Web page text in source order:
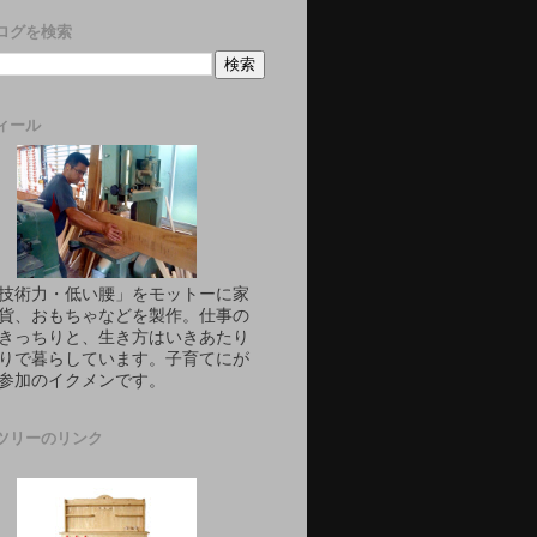
グを検索
ール
術力・低い腰」をモットーに家
、おもちゃなどを製作。仕事の
っちりと、生き方はいきあたり
で暮らしています。子育てにが
加のイクメンです。
リーのリンク